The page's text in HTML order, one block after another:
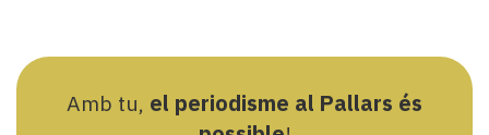
Amb tu, el periodisme al Pallars és